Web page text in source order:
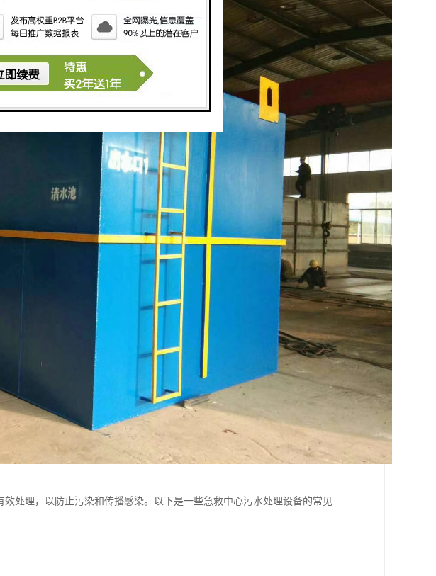
处理，以防止污染和传播感染。以下是一些急救中心污水处理设备的常见